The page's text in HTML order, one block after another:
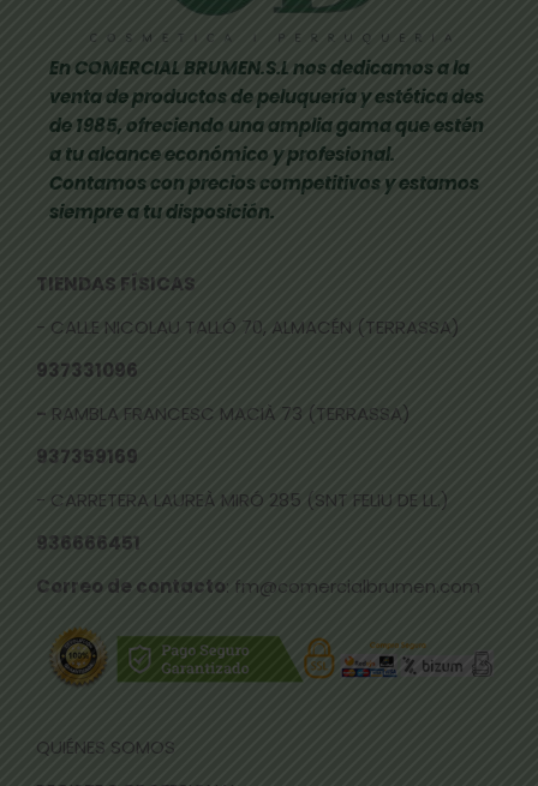
En COMERCIAL BRUMEN.S.L nos dedicamos a la
venta de productos de peluquería y estética des
de 1985, ofreciendo una amplia gama que estén
a tu alcance económico y profesional.
Contamos con precios competitivos y estamos
siempre a tu disposición.
TIENDAS FÍSICAS
- CALLE NICOLAU TALLÓ 70, ALMACÉN (TERRASSA)
937331096
- RAMBLA FRANCESC MACIÀ 73 (TERRASSA)
937359169
- CARRETERA LAUREÀ MIRÓ 285 (SNT FELIU DE LL.)
936666451
Correo de contacto: fm@comercialbrumen.com
QUIÉNES SOMOS